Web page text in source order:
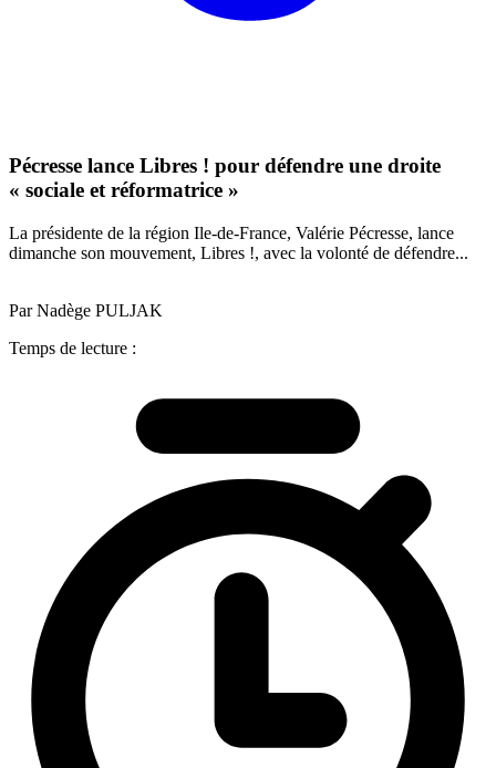
Pécresse lance Libres ! pour défendre une droite
« sociale et réformatrice »
La présidente de la région Ile-de-France, Valérie Pécresse, lance
dimanche son mouvement, Libres !, avec la volonté de défendre...
Par Nadège PULJAK
Temps de lecture :